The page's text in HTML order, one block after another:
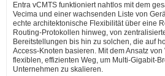
Entra vCMTS funktioniert nahtlos mit dem
Vecima und einer wachsenden Liste von
echte architektonische Flexibilität über eine
Routing-Protokollen hinweg, von
Bereitstellungen bis hin zu solchen, die auf
Access-Knoten basieren. Mit dem Ansatz
flexiblen, effizienten Weg, um Multi-Gigabit-
Unternehmen zu skalieren.